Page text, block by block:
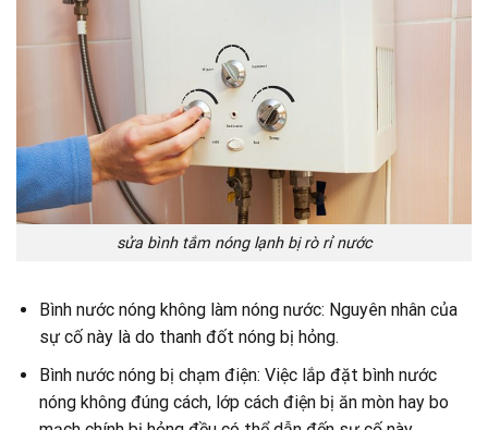
sửa bình tắm nóng lạnh bị rò rỉ nước
Bình nước nóng không làm nóng nước: Nguyên nhân của
sự cố này là do thanh đốt nóng bị hỏng.
Bình nước nóng bị chạm điện: Việc lắp đặt bình nước
nóng không đúng cách, lớp cách điện bị ăn mòn hay bo